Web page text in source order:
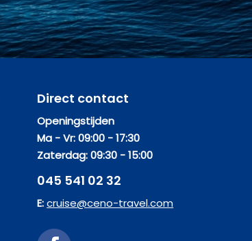
Direct contact
Openingstijden
Ma - Vr: 09:00 - 17:30
Zaterdag: 09:30 - 15:00
045 541 02 32
E:cruise@ceno-travel.com